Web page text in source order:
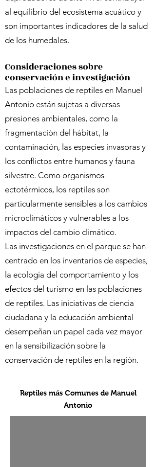
al equilibrio del ecosistema acuático y
son importantes indicadores de la salud
de los humedales.
Consideraciones sobre
conservación e investigación
Las poblaciones de reptiles en Manuel
Antonio están sujetas a diversas
presiones ambientales, como la
fragmentación del hábitat, la
contaminación, las especies invasoras y
los conflictos entre humanos y fauna
silvestre. Como organismos
ectotérmicos, los reptiles son
particularmente sensibles a los cambios
microclimáticos y vulnerables a los
impactos del cambio climático.
Las investigaciones en el parque se han
centrado en los inventarios de especies,
la ecología del comportamiento y los
efectos del turismo en las poblaciones
de reptiles. Las iniciativas de ciencia
ciudadana y la educación ambiental
desempeñan un papel cada vez mayor
en la sensibilización sobre la
conservación de reptiles en la región.
Reptiles más Comunes de Manuel
Antonio